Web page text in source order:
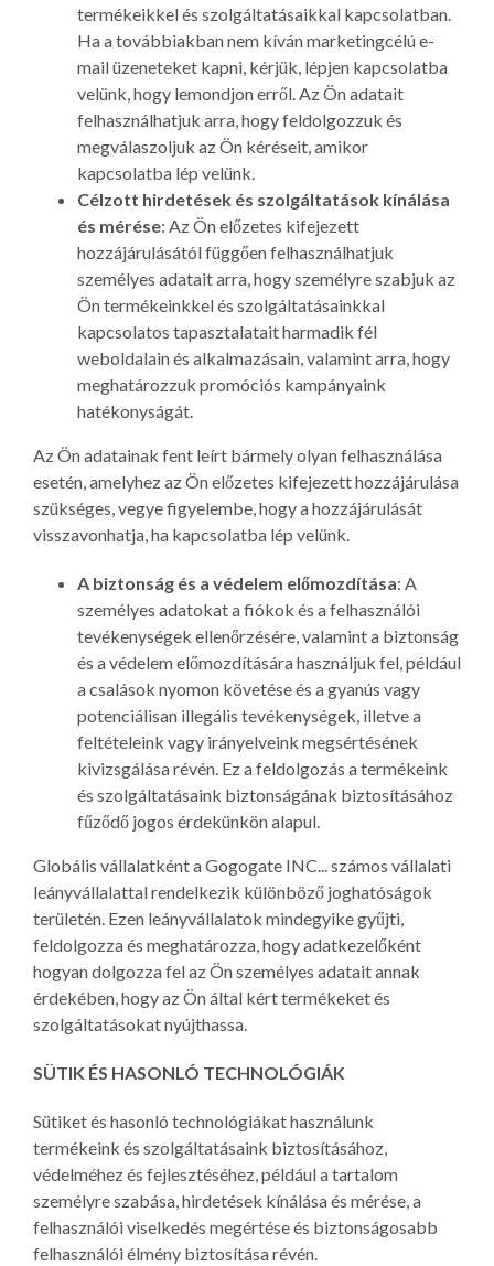
termékeikkel és szolgáltatásaikkal kapcsolatban.
Ha a továbbiakban nem kíván marketingcélú e-
mail üzeneteket kapni, kérjük, lépjen kapcsolatba
velünk, hogy lemondjon erről. Az Ön adatait
felhasználhatjuk arra, hogy feldolgozzuk és
megválaszoljuk az Ön kéréseit, amikor
kapcsolatba lép velünk.
Célzott hirdetések és szolgáltatások kínálása
és mérése: Az Ön előzetes kifejezett
hozzájárulásától függően felhasználhatjuk
személyes adatait arra, hogy személyre szabjuk az
Ön termékeinkkel és szolgáltatásainkkal
kapcsolatos tapasztalatait harmadik fél
weboldalain és alkalmazásain, valamint arra, hogy
meghatározzuk promóciós kampányaink
hatékonyságát.
Az Ön adatainak fent leírt bármely olyan felhasználása
esetén, amelyhez az Ön előzetes kifejezett hozzájárulása
szükséges, vegye figyelembe, hogy a hozzájárulását
visszavonhatja, ha kapcsolatba lép velünk.
A biztonság és a védelem előmozdítása: A
személyes adatokat a fiókok és a felhasználói
tevékenységek ellenőrzésére, valamint a biztonság
és a védelem előmozdítására használjuk fel, például
a csalások nyomon követése és a gyanús vagy
potenciálisan illegális tevékenységek, illetve a
feltételeink vagy irányelveink megsértésének
kivizsgálása révén. Ez a feldolgozás a termékeink
és szolgáltatásaink biztonságának biztosításához
fűződő jogos érdekünkön alapul.
Globális vállalatként a Gogogate INC... számos vállalati
leányvállalattal rendelkezik különböző joghatóságok
területén. Ezen leányvállalatok mindegyike gyűjti,
feldolgozza és meghatározza, hogy adatkezelőként
hogyan dolgozza fel az Ön személyes adatait annak
érdekében, hogy az Ön által kért termékeket és
szolgáltatásokat nyújthassa.
SÜTIK ÉS HASONLÓ TECHNOLÓGIÁK
Sütiket és hasonló technológiákat használunk
termékeink és szolgáltatásaink biztosításához,
védelméhez és fejlesztéséhez, például a tartalom
személyre szabása, hirdetések kínálása és mérése, a
felhasználói viselkedés megértése és biztonságosabb
felhasználói élmény biztosítása révén.